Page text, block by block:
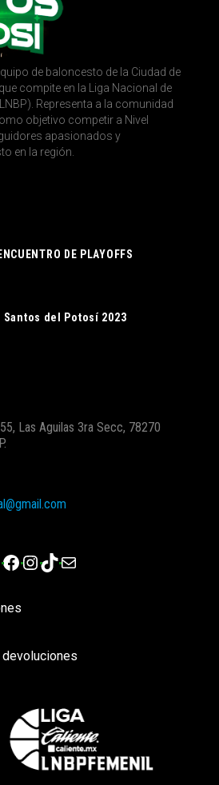
de baloncesto de la Ciudad de
compite en la Liga Nacional de
Representa a la comunidad
objetivo competir a Nivel
apasionados y
en la región.
DE PLAYOFFS
del Potosí 2023
Las Aguilas 3ra Secc, 78270
Facebook
Instagram
TikTok
Correo electrónico